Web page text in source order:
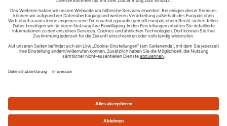
RSS-Verzeichnis.de © 2003-2026
Impressum
Kontakt
Datenschutzinformation
Cookie-Einstellungen
Was ist ein RSS Feed?